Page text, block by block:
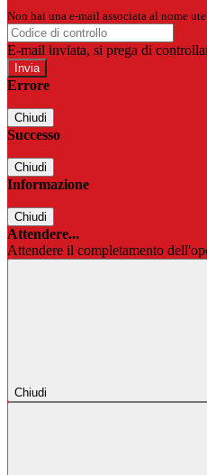
Non hai una e-mail associata al nome
E-mail inviata, si prega di
Errore
Chiudi
Successo
Chiudi
Informazione
Chiudi
Attendere...
Attendere il completamento
Chiudi